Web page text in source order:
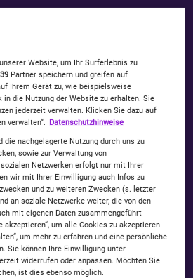
– Mein neuester TV-Spot
In diesem Video ist der aktuelle
Website, um Ihr Surferlebnis zu
39 Partner speichern und greifen auf
Ihrem Gerät zu, wie beispielsweise
in die Nutzung der Website zu erhalten. Sie
jederzeit verwalten. Klicken Sie dazu auf
verwalten“. Datenschutzhinweise
die nachgelagerte Nutzung durch uns zu
sowie zur Verwaltung von
Netzwerken erfolgt nur mit Ihrer
wir mit Ihrer Einwilligung auch Infos zu
und zu weiteren Zwecken (s. letzter
an soziale Netzwerke weiter, die von den
mit eigenen Daten zusammengeführt
akzeptieren“, um alle Cookies zu akzeptieren
um mehr zu erfahren und eine persönliche
Sie können Ihre Einwilligung unter
widerrufen oder anpassen. Möchten Sie
ist dies ebenso möglich.